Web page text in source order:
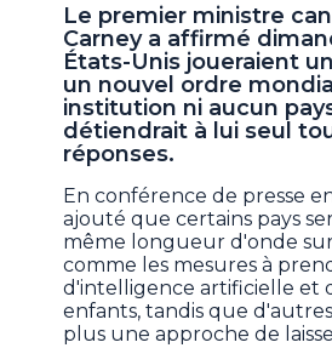
Le premier ministre
Carney a affirmé
États-Unis joueraient
un nouvel ordre
institution ni aucun
détiendrait à lui seul
réponses.
En conférence de presse
ajouté que certains pays
même longueur d'onde
comme les mesures à
d'intelligence artificielle et
enfants, tandis que
plus une approche de